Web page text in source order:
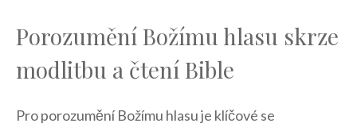
Porozumění ⁢Božímu hlasu skrze
modlitbu a čtení Bible
Pro porozumění Božímu hlasu je klíčové se